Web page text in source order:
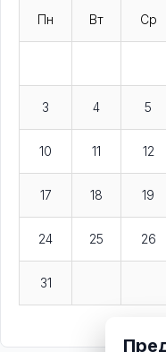
Пн Вт Ср
3 4 5
10 11 12
17 18 19
24 25 26
31